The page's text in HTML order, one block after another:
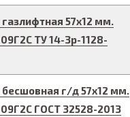
57x12 мм.
ТУ 14-3р-1128-
бесшовная г/д57x12 мм.
ГОСТ 32528-2013